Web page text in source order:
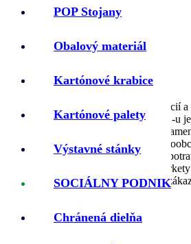
POP Stojany
Obalový materiál
Kartónové krabice
Kartónové palety
Výstavné stánky
SOCIÁLNY PODNIK
Chránená dielňa
Opakovane použiteľný
ECOBOX je výsledkom inovácií
skúseností. Použitie EXOBOX-u
sa vracia tovar (B2B), napr.
kávové kapsule, použitie v
používajú zásobníky, boxy na
dodávku potravín pre
prepravcov, ktorí chcú svojim
Stohovateľný, bez lepenia